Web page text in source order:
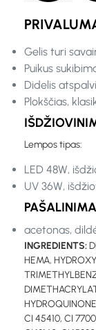
Gelis turi
Puikus
Didelis
Plokščias,
Lempos tipas:
LED 48W,
UV 36W,
acetonas,
INGREDIENTS:
HEMA,
CI 45410, CI